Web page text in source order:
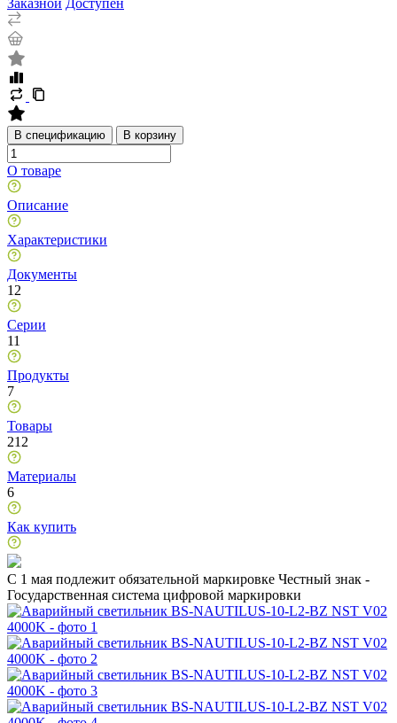
В спецификацию В корзину
О товаре
Описание
Характеристики
Документы
12
Серии
11
Продукты
7
Товары
212
Материалы
6
Как купить
C 1 мая подлежит обязательной маркировке Честный знак -
Государственная система цифровой маркировки